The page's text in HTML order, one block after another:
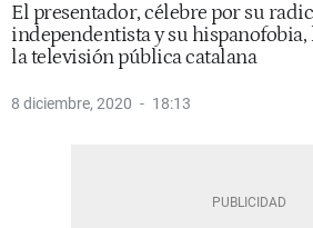
El presentador, célebre por su
independentista y su hispanofobia,
la televisión pública catalana
8 diciembre, 2020 18:13